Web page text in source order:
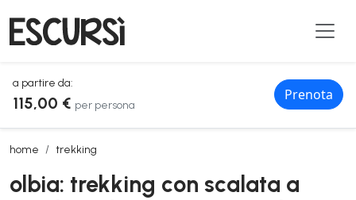
a partire da:
115,00 € per persona
Prenota
home trekking
olbia: trekking con scalata a tavolara da porto san paolo
olbia: trekking con scalata a